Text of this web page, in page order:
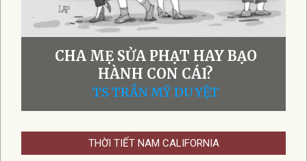
CHA MẸ SỬA PHẠT HAY BẠO
HÀNH CON CÁI?
TS TRẦN MỸ DUYỆT
THỜI TIẾT NAM CALIFORNIA